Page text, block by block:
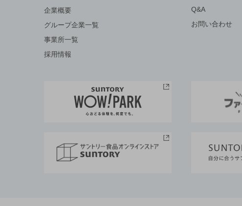
企業概要
グループ企業一覧
事業所一覧
採用情報
Q&A
お問い合わせ